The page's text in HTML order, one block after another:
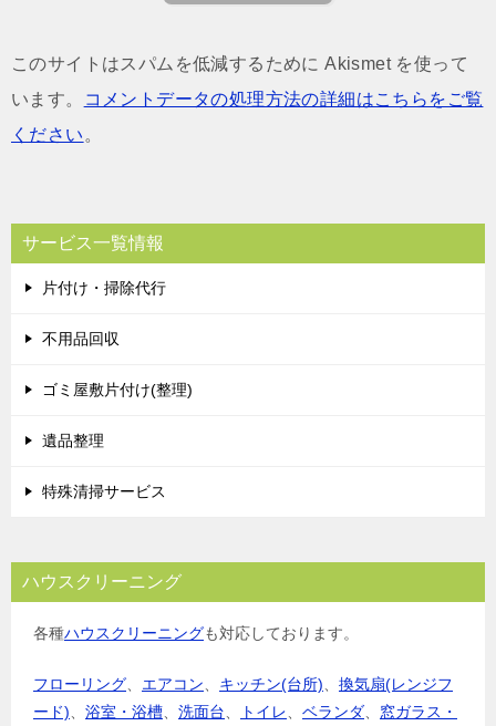
このサイトはスパムを低減するために Akismet を使って
います。
コメントデータの処理方法の詳細はこちらをご覧
ください 。
サービス一覧情報
片付け・掃除代行
不用品回収
ゴミ屋敷片付け(整理)
遺品整理
特殊清掃サービス
ハウスクリーニング
各種ハウスクリーニングも対応しております。
フローリング エアコン キッチン(台所)
換気扇(レンジフ
ード)
浴室・浴槽 洗面台 トイレ ベランダ
窓ガラス・